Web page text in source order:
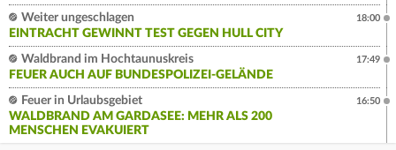
Weiter ungeschlagen
EINTRACHT GEWINNT TEST GEGEN HULL CITY
18:00
Waldbrand im Hochtaunuskreis
FEUER AUCH AUF BUNDESPOLIZEI-GELÄNDE
17:49
Feuer in Urlaubsgebiet
WALDBRAND AM GARDASEE: MEHR ALS 200
MENSCHEN EVAKUIERT
16:50